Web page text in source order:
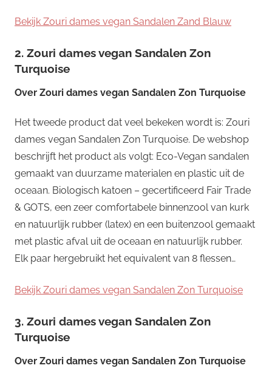
Bekijk Zouri dames vegan Sandalen Zand Blauw
2. Zouri dames vegan Sandalen Zon
Turquoise
Over Zouri dames vegan Sandalen Zon Turquoise
Het tweede product dat veel bekeken wordt is: Zouri
dames vegan Sandalen Zon Turquoise. De webshop
beschrijft het product als volgt: Eco-Vegan sandalen
gemaakt van duurzame materialen en plastic uit de
oceaan. Biologisch katoen – gecertificeerd Fair Trade
& GOTS, een zeer comfortabele binnenzool van kurk
en natuurlijk rubber (latex) en een buitenzool gemaakt
met plastic afval uit de oceaan en natuurlijk rubber.
Elk paar hergebruikt het equivalent van 8 flessen…
Bekijk Zouri dames vegan Sandalen Zon Turquoise
3. Zouri dames vegan Sandalen Zon
Turquoise
Over Zouri dames vegan Sandalen Zon Turquoise